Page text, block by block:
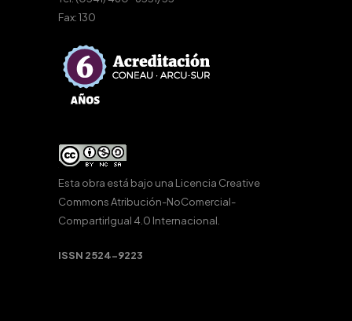
Fax: 130
Esta obra está bajo una Licencia Creative
Commons Atribución-NoComercial-
CompartirIgual 4.0 Internacional.
ISSN 2524-9223